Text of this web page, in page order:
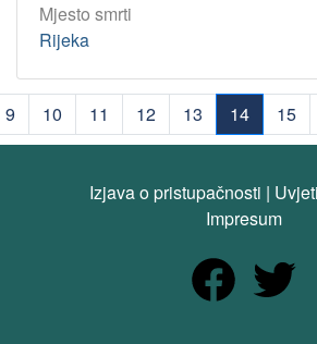
Mjesto smrti
Rijeka
9 10 11 12 13
14
(current)
15
Izjava o pristupačnosti |
Impresum